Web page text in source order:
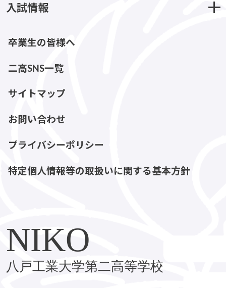
入試情報
卒業生の皆様へ
二高SNS一覧
サイトマップ
お問い合わせ
プライバシーポリシー
特定個人情報等の取扱いに関する基本方針
NIKO
八戸工業大学第二高等学校